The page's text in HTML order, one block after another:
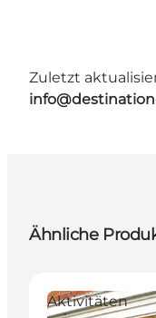
Zuletzt
Ähnliche
Aktivitäten